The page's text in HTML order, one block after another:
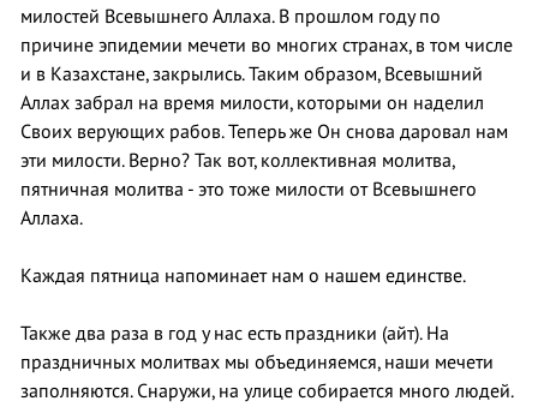
милостей Всевышнего Аллаха. В прошлом году по
причине эпидемии мечети во многих странах, в том числе
и в Казахстане, закрылись. Таким образом, Всевышний
Аллах забрал на время милости, которыми он наделил
Своих верующих рабов. Теперь же Он снова даровал нам
эти милости. Верно? Так вот, коллективная молитва,
пятничная молитва - это тоже милости от Всевышнего
Аллаха.
Каждая пятница напоминает нам о нашем единстве.
Также два раза в год у нас есть праздники (айт). На
праздничных молитвах мы объединяемся, наши мечети
заполняются. Снаружи, на улице собирается много людей.